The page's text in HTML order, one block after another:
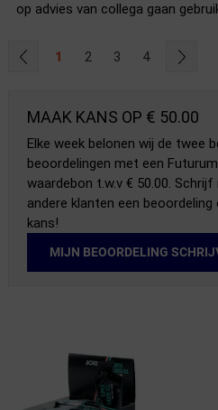
op advies van collega gaan
1 2 3 4
MAAK KANS OP € 50.00
Elke week belonen wij de twee
beoordelingen met een
waardebon t.w.v € 50.00. Schrijf
andere klanten een beoordeling
kans!
MIJN BEOORDELING